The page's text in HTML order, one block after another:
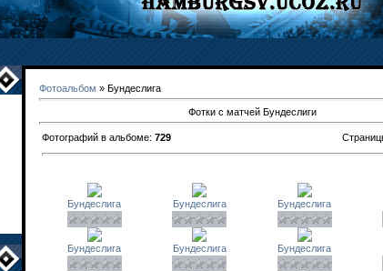
Фотоальбом » Бундеслига
Фотки с матчей Бундеслиги
Фотографий в альбоме: 729
Бундеслига Бундеслига Бундеслига
Бундеслига Бундеслига Бундеслига